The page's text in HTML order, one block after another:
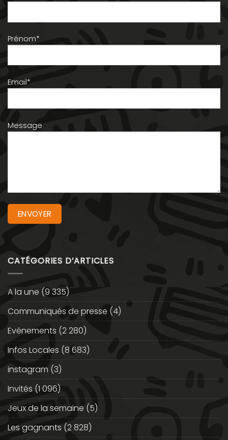
Prénom*
Email*
Message
CATÉGORIES D’ARTICLES
A la une (9 335)
Communiqués de presse (4)
Evénements (2 280)
Infos Locales (8 683)
instagram (3)
Invités (1 096)
Jeux de la semaine (5)
Les gagnants (2 828)